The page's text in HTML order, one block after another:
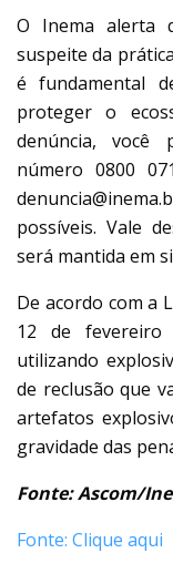
O Inema alerta
suspeite da
é fundamental
proteger o
denúncia, você
número 0800
possíveis. Vale
será mantida em
De acordo com a
12 de fevereiro
utilizando
de reclusão que
artefatos
gravidade das
Fonte: Ascom/
Fonte: Clique aqui